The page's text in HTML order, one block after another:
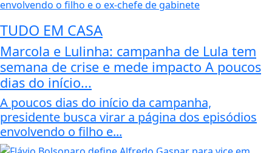
TUDO EM CASA
Marcola e Lulinha: campanha de Lula tem
semana de crise e mede impacto A poucos
dias do início...
A poucos dias do início da campanha,
presidente busca virar a página dos episódios
envolvendo o filho e...